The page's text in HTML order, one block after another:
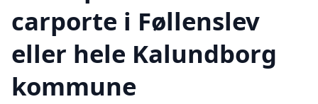
carporte i Føllenslev
eller hele Kalundborg
kommune